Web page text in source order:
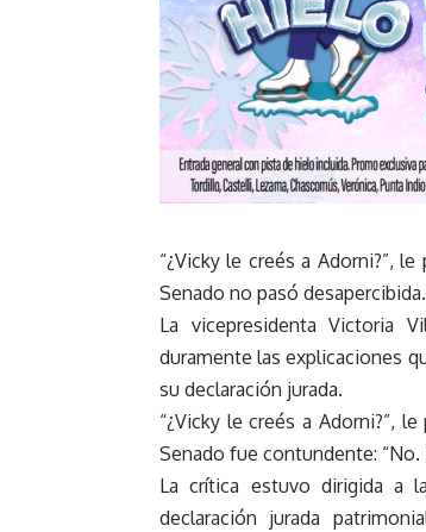
“¿Vicky le creés a Adorni?”,
Senado no pasó desapercibida.
La vicepresidenta Victoria
duramente las explicaciones
su declaración jurada.
“¿Vicky le creés a Adorni?”,
Senado fue contundente: “No.
La crítica estuvo dirigida a
declaración jurada